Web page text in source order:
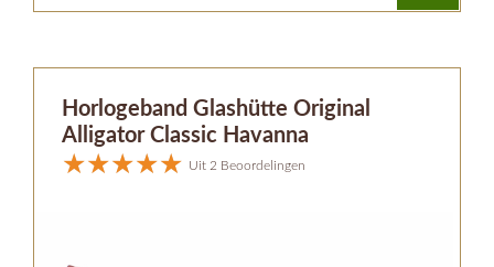
Horlogeband Glashütte Original
Alligator Classic Havanna
Uit 2 Beoordelingen